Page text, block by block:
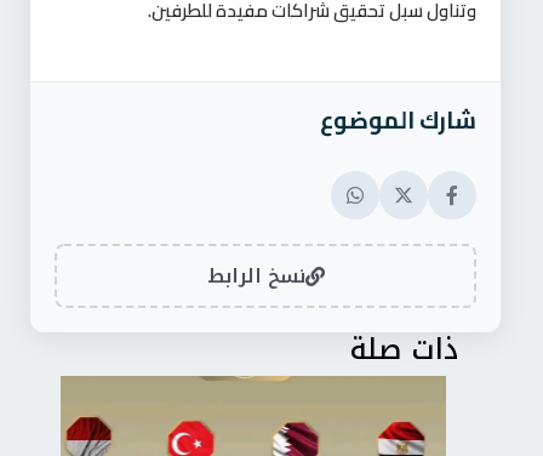
وتناول سبل تحقيق شراكات مفيدة للطرفين.
شارك الموضوع
نسخ الرابط
ذات صلة